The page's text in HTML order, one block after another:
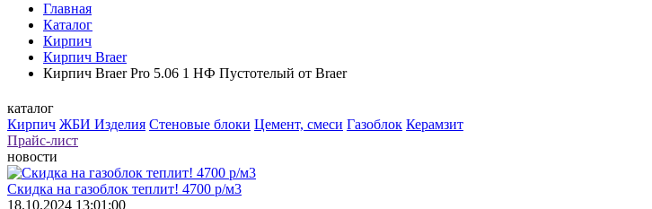
Главная
Каталог
Кирпич
Кирпич Braer
Кирпич Braer Pro 5.06 1 НФ Пустотелый от Braer
каталог
Кирпич ЖБИ Изделия Стеновые блоки Цемент, смеси Газоблок Керамзит
Прайс-лист
новости
Скидка на газоблок теплит! 4700 р/м3
18.10.2024 13:01:00